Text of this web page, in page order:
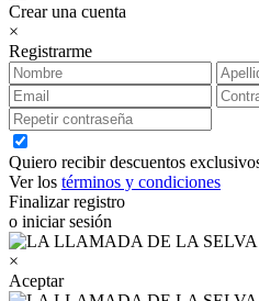
Crear una cuenta
×
Registrarme
Quiero recibir descuentos
Ver los términos y condiciones
Finalizar registro
o iniciar sesión
×
Aceptar